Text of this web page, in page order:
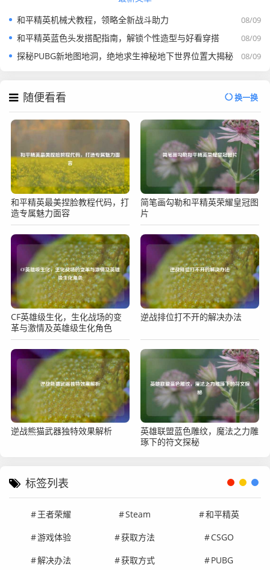
08/09
和平精英机械犬教程，领略全新战斗助力
08/09
和平精英蓝色头发搭配指南，解锁个性造型与好看穿搭
08/09
探秘PUBG新地图地洞，绝地求生神秘地下世界位置大揭秘
随便看看 换一换
和平精英最美捏脸教程代码，打
造专属魅力面容
简笔画勾勒和平精英荣耀皇冠图
片
CF英雄级生化，生化战场的变
革与激情及英雄级生化角色
逆战排位打不开的解决办法
逆战熊猫武器独特效果解析
英雄联盟蓝色雕纹，魔法之力雕
琢下的符文探秘
标签列表
王者荣耀 Steam
和平精英
游戏体验
获取方法
CSGO
解决办法
获取方式 PUBG